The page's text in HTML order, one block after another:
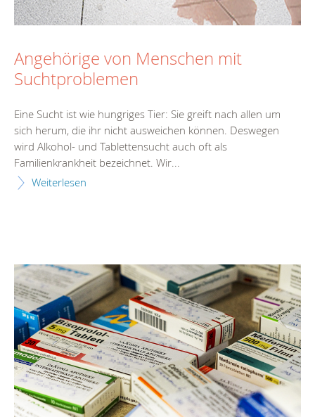
Angehörige von Menschen mit
Suchtproblemen
Eine Sucht ist wie hungriges Tier: Sie greift nach allen um
sich herum, die ihr nicht ausweichen können. Deswegen
wird Alkohol- und Tablettensucht auch oft als
Familienkrankheit bezeichnet. Wir...
Weiterlesen